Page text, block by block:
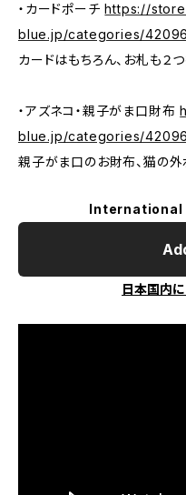
・カードポーチhttps://
blue.jp/categories/
カードはもちろん、お札も２
・アズネコ・親子がま口財布
blue.jp/categories/
親子がま口のお財布、猫の外
International
日本国内